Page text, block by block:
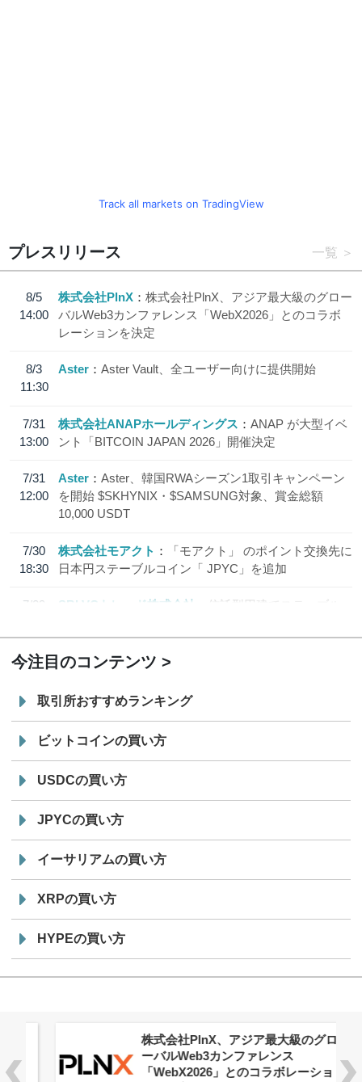
Track all markets on TradingView
プレスリリース 一覧
8/5
14:00
株式会社PlnX
株式会社PlnX、アジア最大級のグロー
バルWeb3カンファレンス「WebX2026」とのコラボ
レーションを決定
8/3
11:30
Aster Aster Vault、全ユーザー向けに提供開始
7/31
13:00
株式会社ANAPホールディングス
ANAP が大型イベ
ント「BITCOIN JAPAN 2026」開催決定
7/31
12:00
Aster
Aster、韓国RWAシーズン1取引キャンペーン
を開始 $SKHYNIX・$SAMSUNG対象、賞金総額
10,000 USDT
7/30
18:30
株式会社モアクト
「モアクト」 のポイント交換先に
日本円ステーブルコイン「 JPYC」を追加
7/29
SBI VCトレード株式会社
信託型円建てステーブル
今注目のコンテンツ
取引所おすすめランキング
ビットコインの買い方
USDCの買い方
JPYCの買い方
イーサリアムの買い方
XRPの買い方
HYPEの買い方
株式会社PlnX、アジア最大級のグロ
ーバルWeb3カンファレンス
「WebX2026」とのコラボレーショ